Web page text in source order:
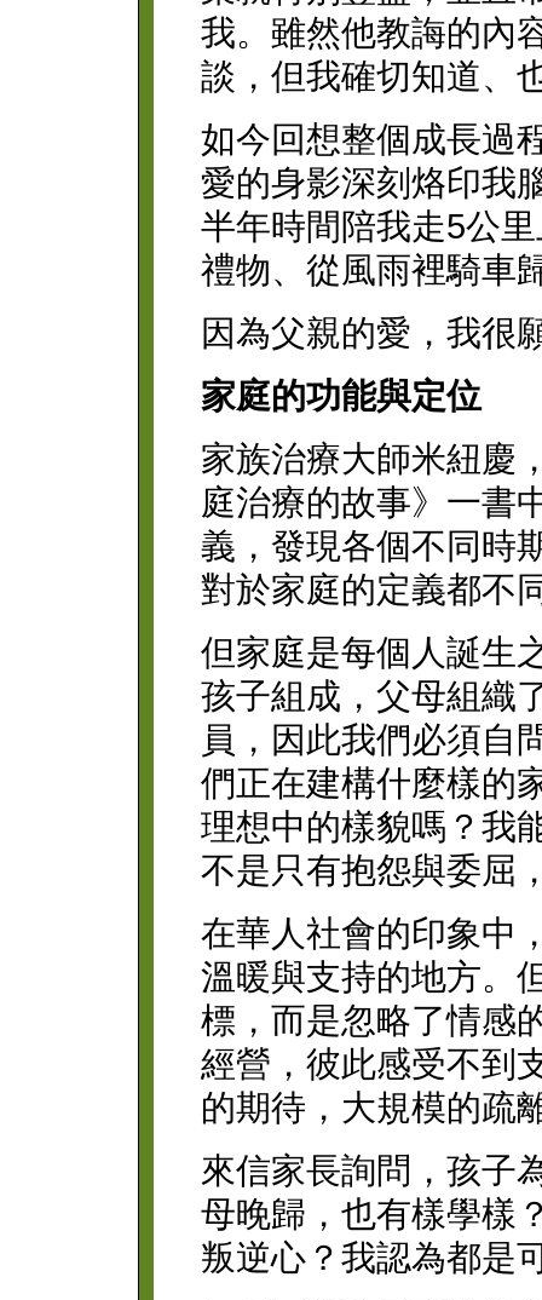
我。雖然他教誨的內
談，但我確切知道、
如今回想整個成長過
愛的身影深刻烙印我
半年時間陪我走5公
禮物、從風雨裡騎車
因為父親的愛，我很
家庭的功能與定位
家族治療大師米紐慶
庭治療的故事》一書
義，發現各個不同時
對於家庭的定義都不
但家庭是每個人誕生
孩子組成，父母組織
員，因此我們必須自
們正在建構什麼樣的
理想中的樣貌嗎？我
不是只有抱怨與委屈
在華人社會的印象中
溫暖與支持的地方。
標，而是忽略了情感
經營，彼此感受不到
的期待，大規模的疏
來信家長詢問，孩子
母晚歸，也有樣學樣
叛逆心？我認為都是